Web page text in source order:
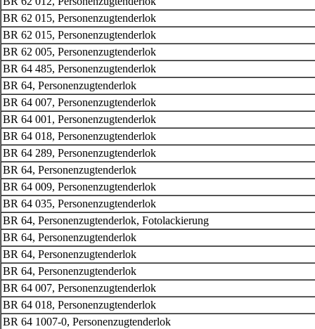
BR 62 015, Personenzugtenderlok
BR 62 015, Personenzugtenderlok
BR 62 005, Personenzugtenderlok
BR 64 485, Personenzugtenderlok
BR 64, Personenzugtenderlok
BR 64 007, Personenzugtenderlok
BR 64 001, Personenzugtenderlok
BR 64 018, Personenzugtenderlok
BR 64 289, Personenzugtenderlok
BR 64, Personenzugtenderlok
BR 64 009, Personenzugtenderlok
BR 64 035, Personenzugtenderlok
BR 64, Personenzugtenderlok, Fotolackierung
BR 64, Personenzugtenderlok
BR 64, Personenzugtenderlok
BR 64, Personenzugtenderlok
BR 64 007, Personenzugtenderlok
BR 64 018, Personenzugtenderlok
BR 64 1007-0, Personenzugtenderlok